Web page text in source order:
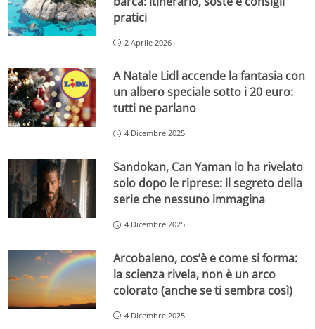
pratici
2 Aprile 2026
A Natale Lidl accende la fantasia con
un albero speciale sotto i 20 euro:
tutti ne parlano
4 Dicembre 2025
Sandokan, Can Yaman lo ha rivelato
solo dopo le riprese: il segreto della
serie che nessuno immagina
4 Dicembre 2025
Arcobaleno, cos’è e come si forma:
la scienza rivela, non è un arco
colorato (anche se ti sembra così)
4 Dicembre 2025